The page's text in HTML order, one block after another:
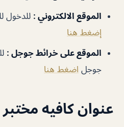
الموقع الالكتروني : للدخول
إضغط هنا
الموقع على خرائط جوجل :
جوجل اضغط هنا
عنوان كافيه